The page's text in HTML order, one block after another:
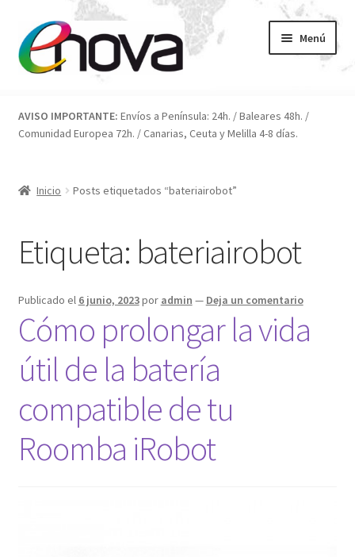
a
la
al
contenido
Menú
Blog
Contacto
ENOVA
FAQ
AVISO IMPORTANTE: Envíos a Península: 24h. / Baleares 48h. /
Comunidad Europea 72h. / Canarias, Ceuta y Melilla 4-8 días.
Inicio Posts etiquetados “bateriairobot”
Etiqueta: bateriairobot
Publicado el 6 junio, 2023por admin — Deja un comentario
Cómo prolongar la vida
útil de la batería
compatible de tu
Roomba iRobot